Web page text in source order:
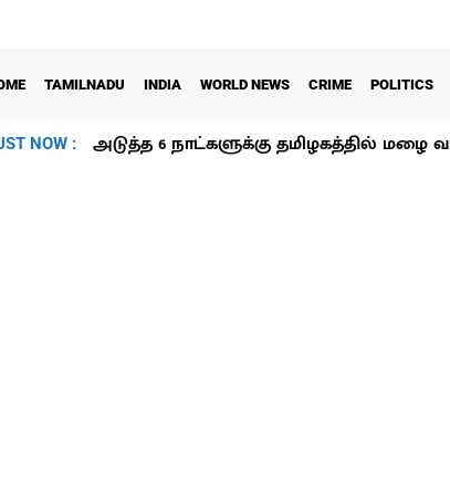
TAMILNADU INDIA WORLD NEWS CRIME POLITICS
NOW : அடுத்த 6 நாட்களுக்கு தமிழகத்தில் மழை